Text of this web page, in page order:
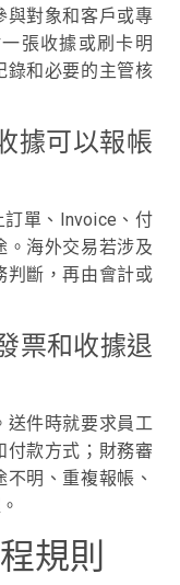
與對象和客戶或專
張收據或刷卡明
錄和必要的主管核
據可以報帳
單、Invoice、付
。海外交易若涉及
判斷，再由會計或
票和收據退
送件時就要求員工
付款方式；財務審
明、重複報帳、
規則